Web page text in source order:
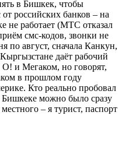
в Бишкек, чтобы
российских банков – на
не работает (МТС отказал
смс-кодов, звонки не
август, сначала Канкун,
даёт рабочий
и Мегаком, но говорят,
в прошлом году
Кто реально пробовал
можно было сразу
– я турист, паспорт